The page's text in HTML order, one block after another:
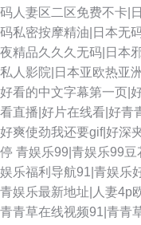
码人妻区二区免费不卡|
码私密按摩精油|日本无
夜精品久久久无码|日本
私人影院|日本亚欧热亚
好看的中文字幕第一页|
看直播|好片在线看|好青
好爽使劲我还要gif|好深
停 青娱乐99|青娱乐99
娱乐福利导航91|青娱乐
青娱乐最新地址|人妻4p
青青草在线视频91|青青